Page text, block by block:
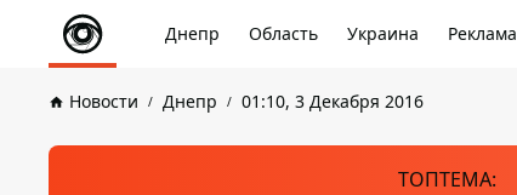
Днепр Область Украина Реклама
Новости Днепр 01:10, 3 Декабря 2016
ТОПТЕМА: